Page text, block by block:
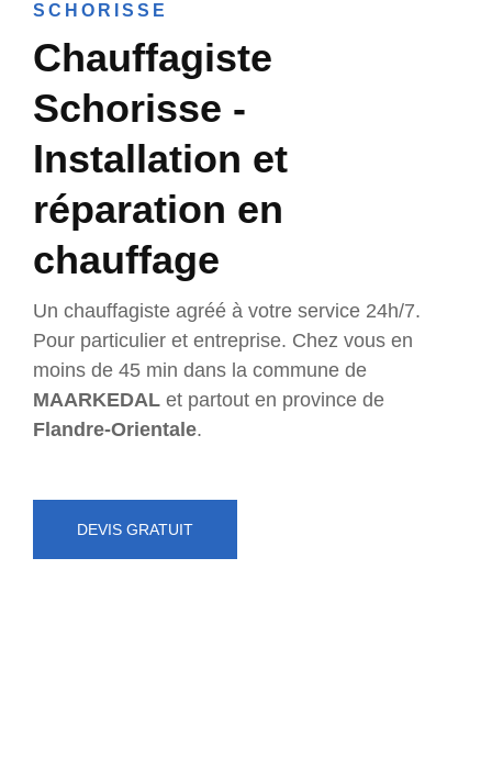
SCHORISSE
Chauffagiste
Schorisse -
Installation et
réparation en
chauffage
Un chauffagiste agréé à votre service 24h/7.
Pour particulier et entreprise. Chez vous en
moins de 45 min dans la commune de
MAARKEDAL et partout en province de
Flandre-Orientale.
DEVIS GRATUIT